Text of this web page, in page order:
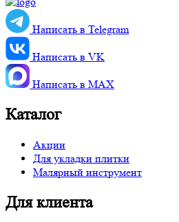
Написать в Telegram
Написать в VK
Написать в MАХ
Каталог
Акции
Для укладки плитки
Малярный инструмент
Для клиента